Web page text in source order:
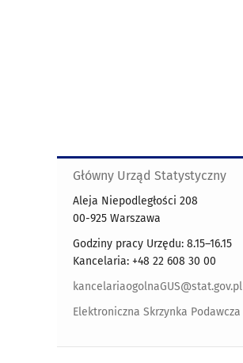
Główny Urząd Statystyczny
Aleja Niepodległości 208
00-925 Warszawa
Godziny pracy Urzędu: 8.15–16.15
Kancelaria: +48 22 608 30 00
kancelariaogolnaGUS@stat.gov.pl
Elektroniczna Skrzynka Podawcza